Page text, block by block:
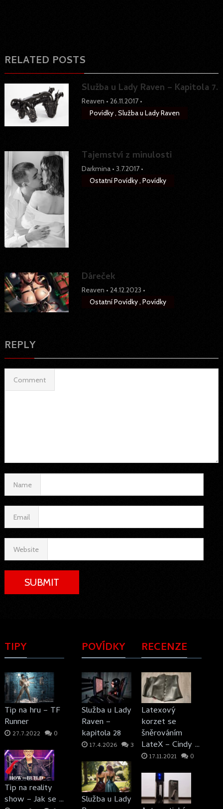
RELATED POSTS
Služba u Lady Raven – Kapitola 7.
Reaven • 26.11.2017•
Povídky, Služba u Lady Raven
Tajemství z minulosti
Darkmina • 3.7.2017•
Ostatní Povídky, Povídky
Dáreček
Reaven • 24.12.2023 •
Ostatní Povídky, Povídky
REPLY
Comment
Name
Email
Website
TIPY
Tip na hru – TF
Runner
27.7.2022 0
Tip na reality
show – Jak se …
POVÍDKY
Služba u Lady
Raven –
kapitola 28
17.4.2026 3
Služba u Lady
RECENZE
Latexový
korzet se
šněrováním
LateX – Cindy …
17.11.2021 0